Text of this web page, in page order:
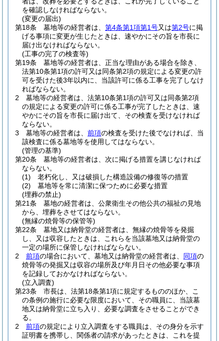
を確認しなければならない。
(変更の届出)
第18条
墓地等の経営者は、 第4条第1項第1号又は第2号に掲
げる事項に変更が生じたときは、速やかにその旨を市長に
届け出なければならない。
(工事の完了の検査等)
第19条
墓地等の経営者は、正当な理由がある場合を除き、
法第10条第1項の許可又は同条第2項の規定による変更の許
可を受けた後3年以内に、当該許可に係る工事を完了しなけ
ればならない。
2
墓地等の経営者は、法第10条第1項の許可又は同条第2項
の規定による変更の許可に係る工事が完了したときは、速
やかにその旨を市長に届け出て、その検査を受けなければ
ならない。
3
墓地等の経営者は、 前項の検査を受けた後でなければ、当
該検査に係る墓地等を使用してはならない。
(管理の基準)
第20条
墓地等の経営者は、次に掲げる措置を講じなければ
ならない。
(1)
老朽化し、又は破損した構造設備の修復等の措置
(2)
墓地等を常に清潔に保つために必要な措置
(埋葬の禁止)
第21条
墓地の経営者は、公衆衛生その他公共の福祉の見地
から、埋葬をさせてはならない。
(無縁の焼骨等の保管等)
第22条
墓地又は納骨堂の経営者は、無縁の焼骨等を発掘
し、又は収容したときは、これらを当該墓地又は納骨堂の
一定の場所に保管しなければならない。
2
前項の場合において、墓地又は納骨堂の経営者は、 同項の
焼骨等の発掘又は収容の場所及び年月日その他必要な事項
を記録しておかなければならない。
(立入調査)
第23条
市長は、法第18条第1項に規定するもののほか、こ
の条例の施行に必要な限度において、その職員に、当該墓
地又は納骨堂に立ち入り、必要な調査をさせることができ
る。
2
前項の規定により立入調査をする職員は、その身分を示す
証明書を携帯し、関係者の請求があったときは、これを提